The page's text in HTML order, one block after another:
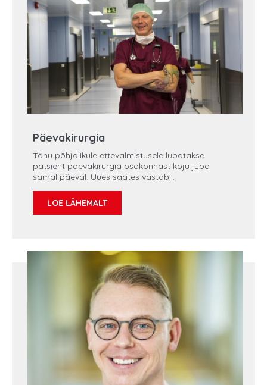
Päevakirurgia
Tänu põhjalikule ettevalmistusele lubatakse
patsient päevakirurgia osakonnast koju juba
samal päeval. Uues saates vastab
Markko Pärtelpoeg päevakirurgiat puudutavatele
küsimustele ja selgitab põhjalikult patsienti
LOE LÄHEMALT